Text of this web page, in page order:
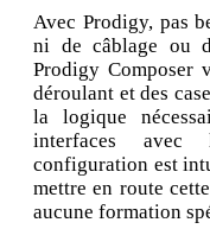
Avec Prodigy, pas
ni de câblage ou
Prodigy Composer
déroulant et des
la logique
interfaces avec
configuration est
mettre en route
aucune formation